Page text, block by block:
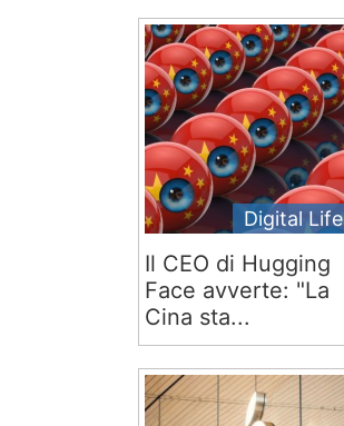
Digital Life
Il CEO di Hugging
Face avverte: "La
Cina sta...